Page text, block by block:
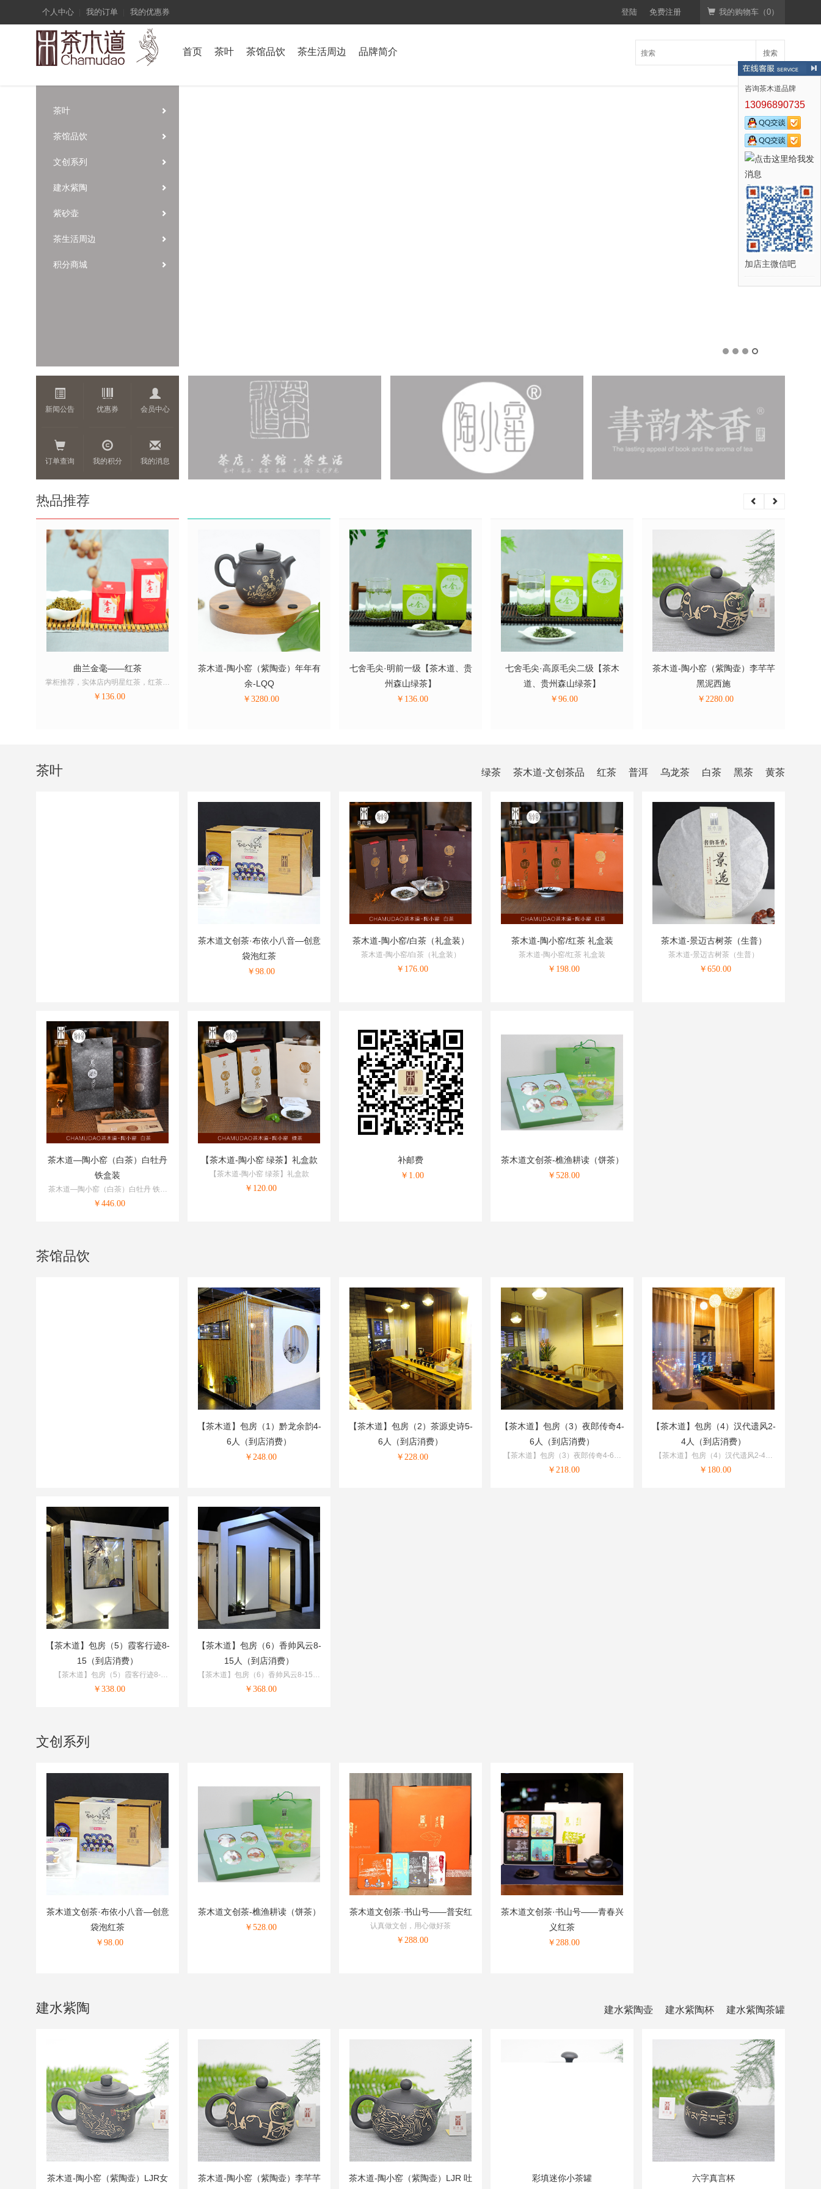
个人中心 我的订单 我的优惠券 登陆 免费注册 我的购物车（0）
首页 茶叶 茶馆品饮 茶生活周边 品牌简介 搜索
茶叶
茶馆品饮
文创系列
建水紫陶
紫砂壶
茶生活周边
积分商城
新闻公告 优惠券 会员中心
订单查询 我的积分 我的消息
热品推荐
曲兰金毫——红茶
掌柜推荐，实体店内明星红茶，红茶销
量冠军
￥ 136.00
茶木道-陶小窑（紫陶壶）年年有
余-LQQ
￥ 3280.00
七舍毛尖·明前一级【茶木道、贵
州森山绿茶】
￥ 136.00
七舍毛尖·高原毛尖二级【茶木
道、贵州森山绿茶】
￥ 96.00
茶木道-陶小窑（紫陶壶）李芊芊
黑泥西施
￥ 2280.00
茶叶 绿茶 茶木道-文创茶品 红茶 普洱 乌龙茶 白茶 黑茶 黄茶
茶木道文创茶·布依小八音—创意
袋泡红茶
￥ 98.00
茶木道-陶小窑/白茶（礼盒装）
茶木道-陶小窑/白茶（礼盒装）
￥ 176.00
茶木道-陶小窑/红茶 礼盒装
茶木道-陶小窑/红茶 礼盒装
￥ 198.00
茶木道-景迈古树茶（生普）
茶木道-景迈古树茶（生普）
￥ 650.00
茶木道—陶小窑（白茶）白牡丹
铁盒装
茶木道—陶小窑（白茶）白牡丹 铁盒
装
￥ 446.00
【茶木道-陶小窑 绿茶】礼盒款
【茶木道-陶小窑 绿茶】礼盒款
￥ 120.00
补邮费
￥ 1.00
茶木道文创茶-樵渔耕读（饼茶）
￥ 528.00
茶馆品饮
【茶木道】包房（1）黔龙余韵4-
6人（到店消费）
￥ 248.00
【茶木道】包房（2）茶源史诗5-
6人（到店消费）
￥ 228.00
【茶木道】包房（3）夜郎传奇4-
6人（到店消费）
【茶木道】包房（3）夜郎传奇4-6人
（到店消费）
￥ 218.00
【茶木道】包房（4）汉代遗风2-
4人（到店消费）
【茶木道】包房（4）汉代遗风2-4人
（到店消费）
￥ 180.00
【茶木道】包房（5）霞客行迹8-
15（到店消费）
【茶木道】包房（5）霞客行迹8-
15（到店消费）
￥ 338.00
【茶木道】包房（6）香帅风云8-
15人（到店消费）
【茶木道】包房（6）香帅风云8-15人
（到店消费）
￥ 368.00
文创系列
茶木道文创茶·布依小八音—创意
袋泡红茶
￥ 98.00
茶木道文创茶-樵渔耕读（饼茶）
￥ 528.00
茶木道文创茶·书山号——普安红
认真做文创，用心做好茶
￥ 288.00
茶木道文创茶·书山号——青春兴
义红茶
￥ 288.00
建水紫陶 建水紫陶壶 建水紫陶杯 建水紫陶茶罐
茶木道-陶小窑（紫陶壶）LJR女
茶木道-陶小窑（紫陶壶）李芊芊
茶木道-陶小窑（紫陶壶）LJR 吐
彩填迷你小茶罐 六字真言杯
咨询茶木道品牌
13096890735
加店主微信吧